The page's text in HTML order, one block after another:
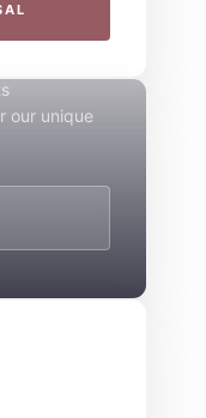
our unique